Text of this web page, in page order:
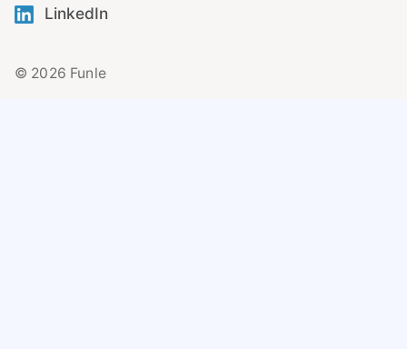
LinkedIn
© 2026 Funle